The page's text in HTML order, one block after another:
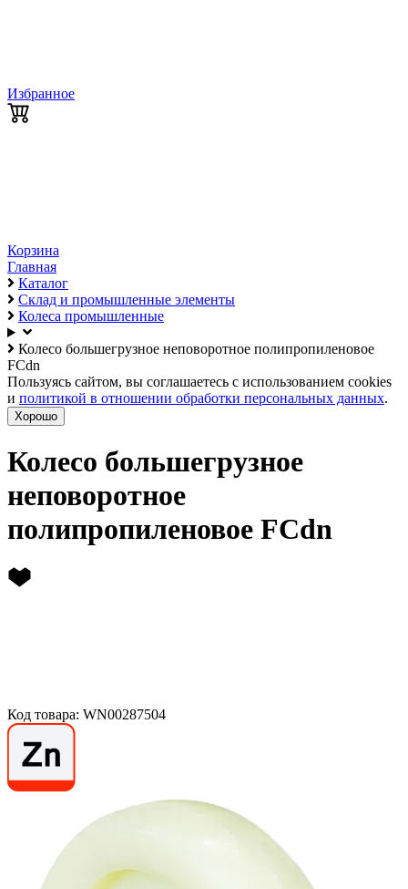
Избранное
Корзина
Главная
Каталог
Склад и промышленные элементы
Колеса промышленные
Колесо большегрузное неповоротное полипропиленовое
FCdn
Пользуясь сайтом, вы соглашаетесь с использованием cookies
и политикой в отношении обработки персональных данных.
Хорошо
Колесо большегрузное
неповоротное
полипропиленовое FCdn
Код товара: WN00287504